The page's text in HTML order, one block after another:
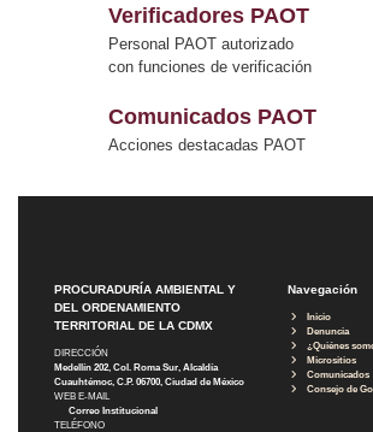
Verificadores PAOT
Personal PAOT autorizado
con funciones de verificación
Comunicados PAOT
Acciones destacadas PAOT
PROCURADURÍA AMBIENTAL Y
DEL ORDENAMIENTO
TERRITORIAL DE LA CDMX
DIRECCIÓN
Medellín 202, Col. Roma Sur, Alcaldía
Cuauhtémoc, C.P. 06700, Ciudad de México
WEB E-MAIL
Correo Institucional
TELÉFONO
Navegación
Inicio
Denuncia
¿Quiénes
Micrositios
Comunicados
Consejo de